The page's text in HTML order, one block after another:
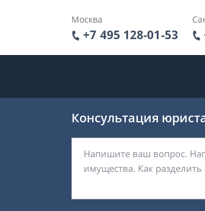
Москва
+7 495 128-01-53
Консультация